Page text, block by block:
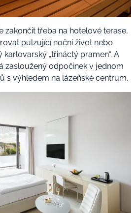
zakončit třeba na hotelové terase,
pulzující noční život nebo
„třináctý pramen“. A
zasloužený odpočinek v jednom
s výhledem na lázeňské centrum.